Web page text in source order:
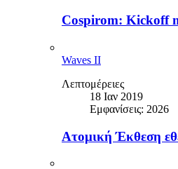
Cospirom: Kickoff
Waves II
Λεπτομέρειες
18 Ιαν 2019
Εμφανίσεις: 2026
Ατομική Έκθεση